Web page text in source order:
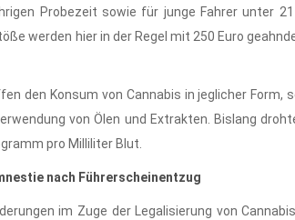
Probezeit sowie für junge Fahrer unter
werden hier in der Regel mit 250 Euro
den Konsum von Cannabis in jeglicher Form,
von Ölen und Extrakten. Bislang
pro Milliliter Blut.
nach Führerscheinentzug
im Zuge der Legalisierung von